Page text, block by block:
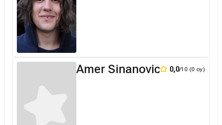
Amer Sinanovic 0,0/10 (0 oy)